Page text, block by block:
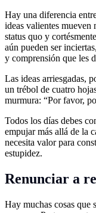
Hay una diferencia
ideas valientes mueven
status quo y
aún pueden ser
y comprensión que les
Las ideas arriesgadas,
un trébol de cuatro
murmura: “Por favor,
Todos los días debes
empujar más allá de la
necesita valor para
estupidez.
Renunciar a
Hay muchas cosas que